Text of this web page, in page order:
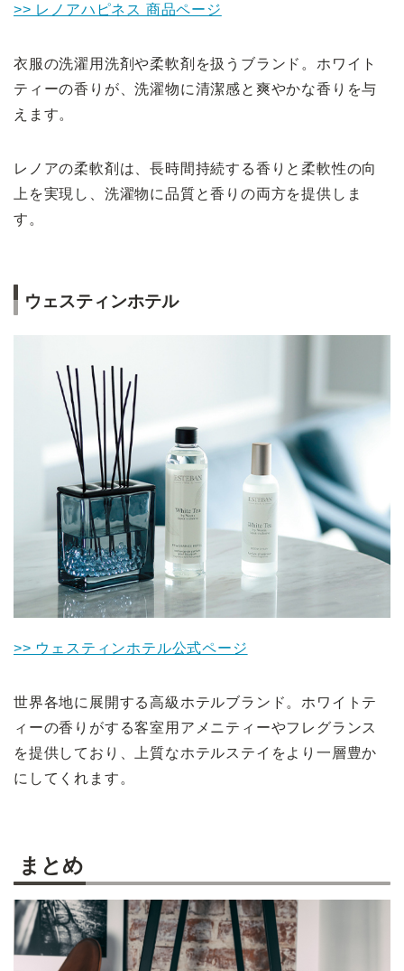
>> レノアハピネス 商品ページ
衣服の洗濯用洗剤や柔軟剤を扱うブランド。ホワイト
ティーの香りが、洗濯物に清潔感と爽やかな香りを与
えます。
レノアの柔軟剤は、長時間持続する香りと柔軟性の向
上を実現し、洗濯物に品質と香りの両方を提供しま
す。
ウェスティンホテル
>> ウェスティンホテル公式ページ
世界各地に展開する高級ホテルブランド。ホワイトテ
ィーの香りがする客室用アメニティーやフレグランス
を提供しており、上質なホテルステイをより一層豊か
にしてくれます。
まとめ